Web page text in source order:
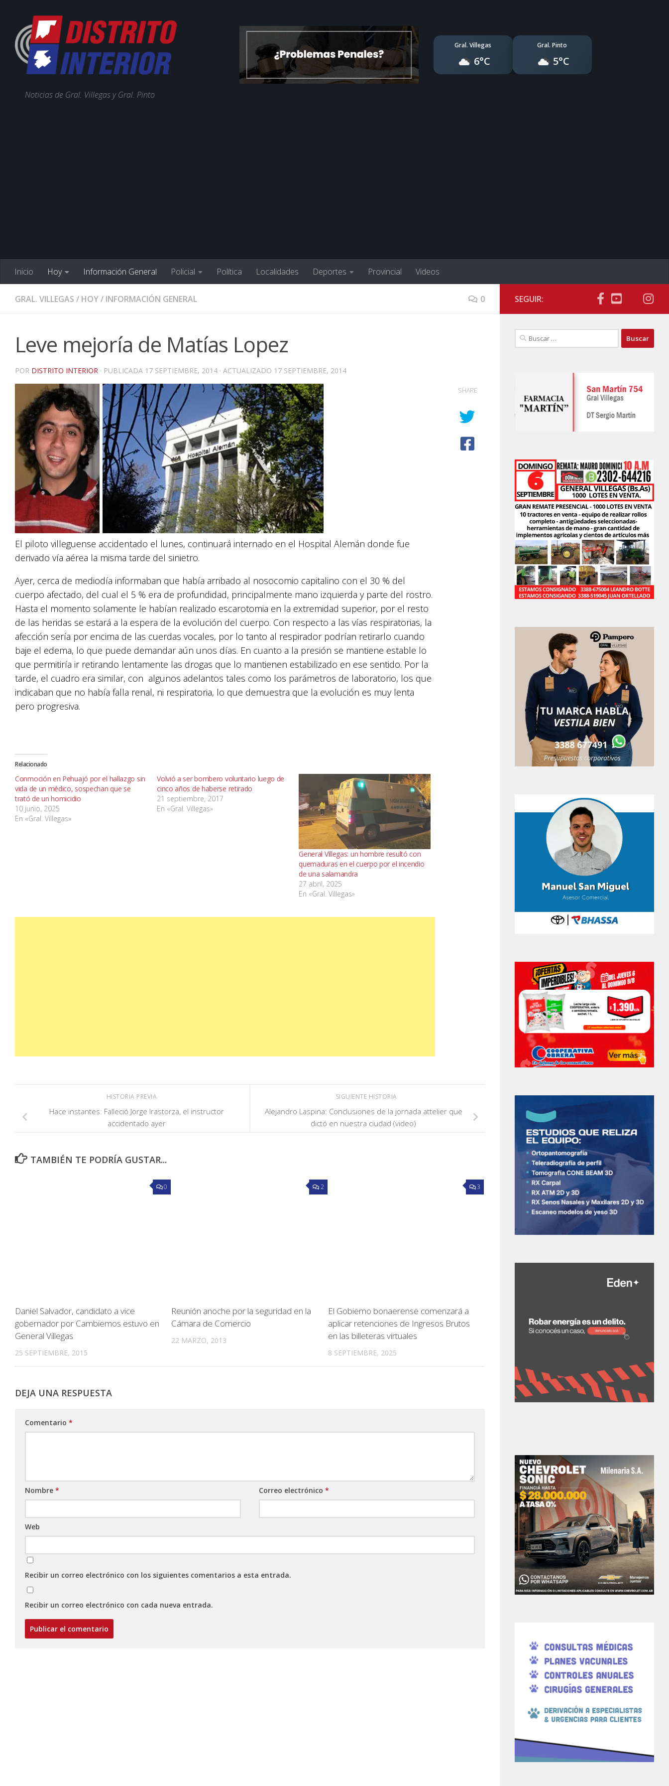
Noticias de Gral. Villegas y Gral. Pinto
Gral. Villegas
6°C
Gral. Pinto
5°C
Inicio Hoy Información General Policial Política Localidades Deportes Provincial Videos
GRAL. VILLEGAS / HOY/ INFORMACIÓN GENERAL 0
Leve mejoría de Matías Lopez
POR DISTRITO INTERIOR · PUBLICADA 17 SEPTIEMBRE, 2014 · ACTUALIZADO 17 SEPTIEMBRE, 2014
El piloto villeguense accidentado el lunes, continuará internado en el Hospital Alemán donde fue
derivado vía aérea la misma tarde del sinietro.
Ayer, cerca de mediodía informaban que había arribado al nosocomio capitalino con el 30 % del
cuerpo afectado, del cual el 5 % era de profundidad, principalmente mano izquierda y parte del rostro.
Hasta el momento solamente le habían realizado escarotomia en la extremidad superior, por el resto
de las heridas se estará a la espera de la evolución del cuerpo. Con respecto a las vías respiratorias, la
afección sería por encima de las cuerdas vocales, por lo tanto al respirador podrían retirarlo cuando
baje el edema, lo que puede demandar aún unos días. En cuanto a la presión se mantiene estable lo
que permitiría ir retirando lentamente las drogas que lo mantienen estabilizado en ese sentido. Por la
tarde, el cuadro era similar, con algunos adelantos tales como los parámetros de laboratorio, los que
indicaban que no había falla renal, ni respiratoria, lo que demuestra que la evolución es muy lenta
pero progresiva.
Relacionado
Conmoción en Pehuajó por el hallazgo sin
vida de un médico, sospechan que se
trató de un homicidio
10 junio, 2025
En «Gral. Villegas»
Volvió a ser bombero voluntario luego de
cinco años de haberse retirado
21 septiembre, 2017
En «Gral. Villegas»
General Villegas: un hombre resultó con
quemaduras en el cuerpo por el incendio
de una salamandra
27 abril, 2025
En «Gral. Villegas»
SHARE
SIGUIENTE HISTORIA
Alejandro Laspina: Conclusiones de la jornada attelier que
dictó en nuestra ciudad (video)
HISTORIA PREVIA
Hace instantes: Falleció Jorge Irastorza, el instructor
accidentado ayer
TAMBIÉN TE PODRÍA GUSTAR...
0
Daniel Salvador, candidato a vice
gobernador por Cambiemos estuvo en
General Villegas
25 SEPTIEMBRE, 2015
2
Reunión anoche por la seguridad en la
Cámara de Comercio
22 MARZO, 2013
3
El Gobierno bonaerense comenzará a
aplicar retenciones de Ingresos Brutos
en las billeteras virtuales
8 SEPTIEMBRE, 2025
DEJA UNA RESPUESTA
Comentario *
Nombre * Correo electrónico*
Web
Recibir un correo electrónico con los siguientes comentarios a esta entrada.
Recibir un correo electrónico con cada nueva entrada.
SEGUIR:
Buscar: